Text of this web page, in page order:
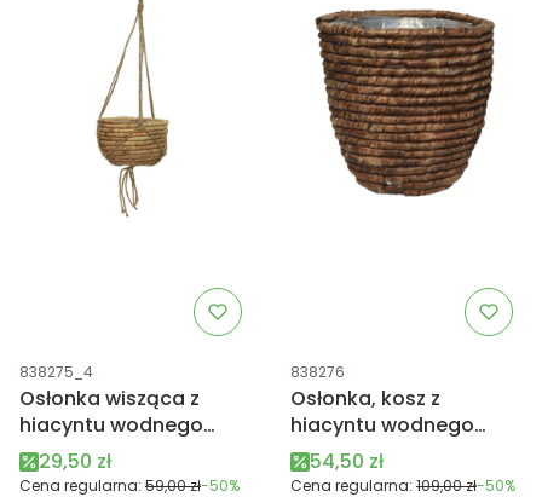
Kod produktu
838275_4
Osłonka wisząca z
hiacyntu wodnego
mała brązowa
Cena promocyjna
29,50 zł
Cena regularna: 59,00 zł-50%
Kod produktu
838276
Osłonka, kosz z
hiacyntu wodnego
duża ciemna brązowa
Cena promocyjna
54,50 zł
Cena regularna: 109,00 zł-50%